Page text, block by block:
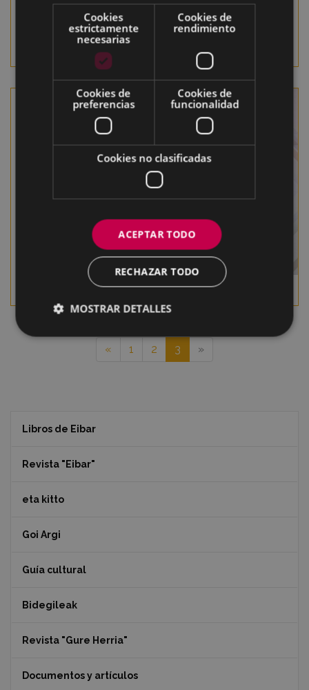
EXFIBAR2009.pdf EXFIBAR2010.pdf
« 1 2 3 »
Libros de Eibar
Revista "Eibar"
eta kitto
Goi Argi
Guía cultural
Bidegileak
Revista "Gure Herria"
Documentos y artículos
Cookies
estrictamente
necesarias
Cookies de
rendimiento
Cookies de
preferencias
Cookies de
funcionalidad
Cookies no clasificadas
ACEPTAR TODO
RECHAZAR TODO
MOSTRAR DETALLES